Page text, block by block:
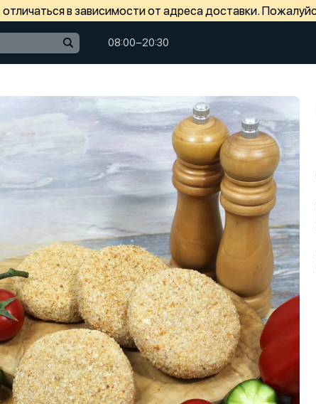
в зависимости от адреса доставки.
08:00−20:30